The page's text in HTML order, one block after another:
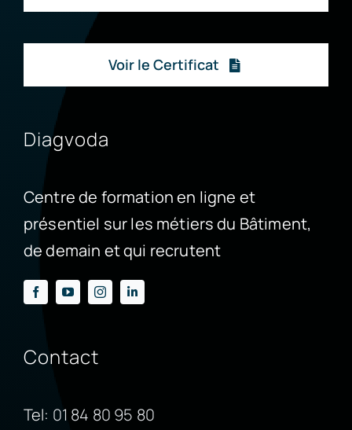
Voir le Certificat
Diagvoda
Centre de formation en ligne et
présentiel sur les métiers du Bâtiment,
de demain et qui recrutent
Contact
Tel: 01 84 80 95 80